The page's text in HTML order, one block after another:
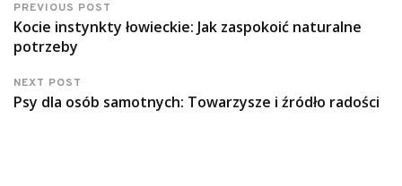
PREVIOUS POST
Kocie instynkty łowieckie: Jak zaspokoić naturalne
potrzeby
NEXT POST
Psy dla osób samotnych: Towarzysze i źródło radości